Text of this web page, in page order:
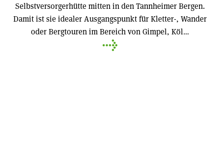
Selbstversorgerhütte mitten in den Tannheimer Bergen.
Damit ist sie idealer Ausgangspunkt für Kletter-, Wander
oder Bergtouren im Bereich von Gimpel, Köl…